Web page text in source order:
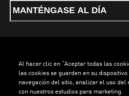
MANTÉNGASE AL DÍA
Términos y condicionesPolítica de
Al hacer clic en “Aceptar todas las
las cookies se guarden en su
navegación del sitio, analizar el uso del
con nuestros estudios para marketing.